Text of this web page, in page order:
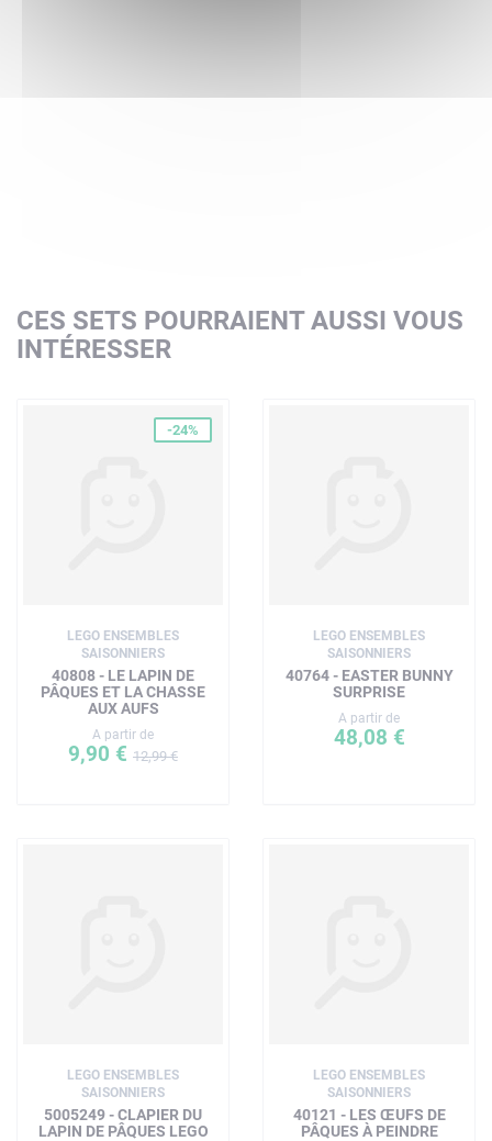
CES SETS POURRAIENT AUSSI VOUS
INTÉRESSER
-24%
LEGO ENSEMBLES
SAISONNIERS
40808 - LE LAPIN DE
PÂQUES ET LA CHASSE
AUX AUFS
A partir de
9,90 € 12,99 €
LEGO ENSEMBLES
SAISONNIERS
40764 - EASTER BUNNY
SURPRISE
A partir de
48,08 €
LEGO ENSEMBLES
SAISONNIERS
5005249 - CLAPIER DU
LAPIN DE PÂQUES LEGO
LEGO ENSEMBLES
SAISONNIERS
40121 - LES ŒUFS DE
PÂQUES À PEINDRE